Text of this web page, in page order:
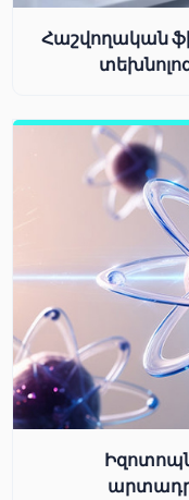
Հաշվողական